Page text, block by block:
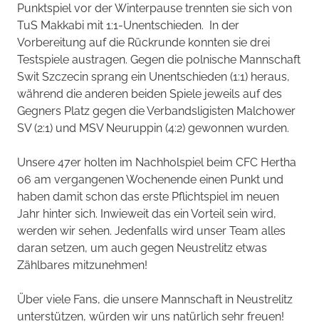
Punktspiel vor der Winterpause trennten sie sich von
TuS Makkabi mit 1:1-Unentschieden. In der
Vorbereitung auf die Rückrunde konnten sie drei
Testspiele austragen. Gegen die polnische Mannschaft
Swit Szczecin sprang ein Unentschieden (1:1) heraus,
während die anderen beiden Spiele jeweils auf des
Gegners Platz gegen die Verbandsligisten Malchower
SV (2:1) und MSV Neuruppin (4:2) gewonnen wurden.
Unsere 47er holten im Nachholspiel beim CFC Hertha
06 am vergangenen Wochenende einen Punkt und
haben damit schon das erste Pflichtspiel im neuen
Jahr hinter sich. Inwieweit das ein Vorteil sein wird,
werden wir sehen. Jedenfalls wird unser Team alles
daran setzen, um auch gegen Neustrelitz etwas
Zählbares mitzunehmen!
Über viele Fans, die unsere Mannschaft in Neustrelitz
unterstützen, würden wir uns natürlich sehr freuen!